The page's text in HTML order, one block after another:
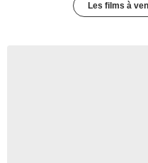
Les films à